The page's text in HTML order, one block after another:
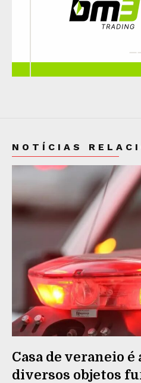
NOTÍCIAS
Casa de veraneio
diversos objetos